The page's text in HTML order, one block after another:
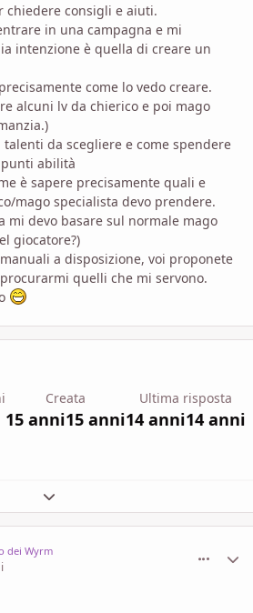
chiedere consigli e aiuti.
in una campagna e mi
intenzione è quella di creare un
come lo vedo creare.
alcuni lv da chierico e poi mago
da scegliere e come spendere
abilità
è sapere precisamente quali e
mago specialista devo prendere.
mi devo basare sul normale mago
giocatore?)
a disposizione, voi proponete
quelli che mi servono.
Creata
15 anni15 anni
Ultima risposta
14 anni14 anni
Espandi panoramica del topic
dei Wyrm